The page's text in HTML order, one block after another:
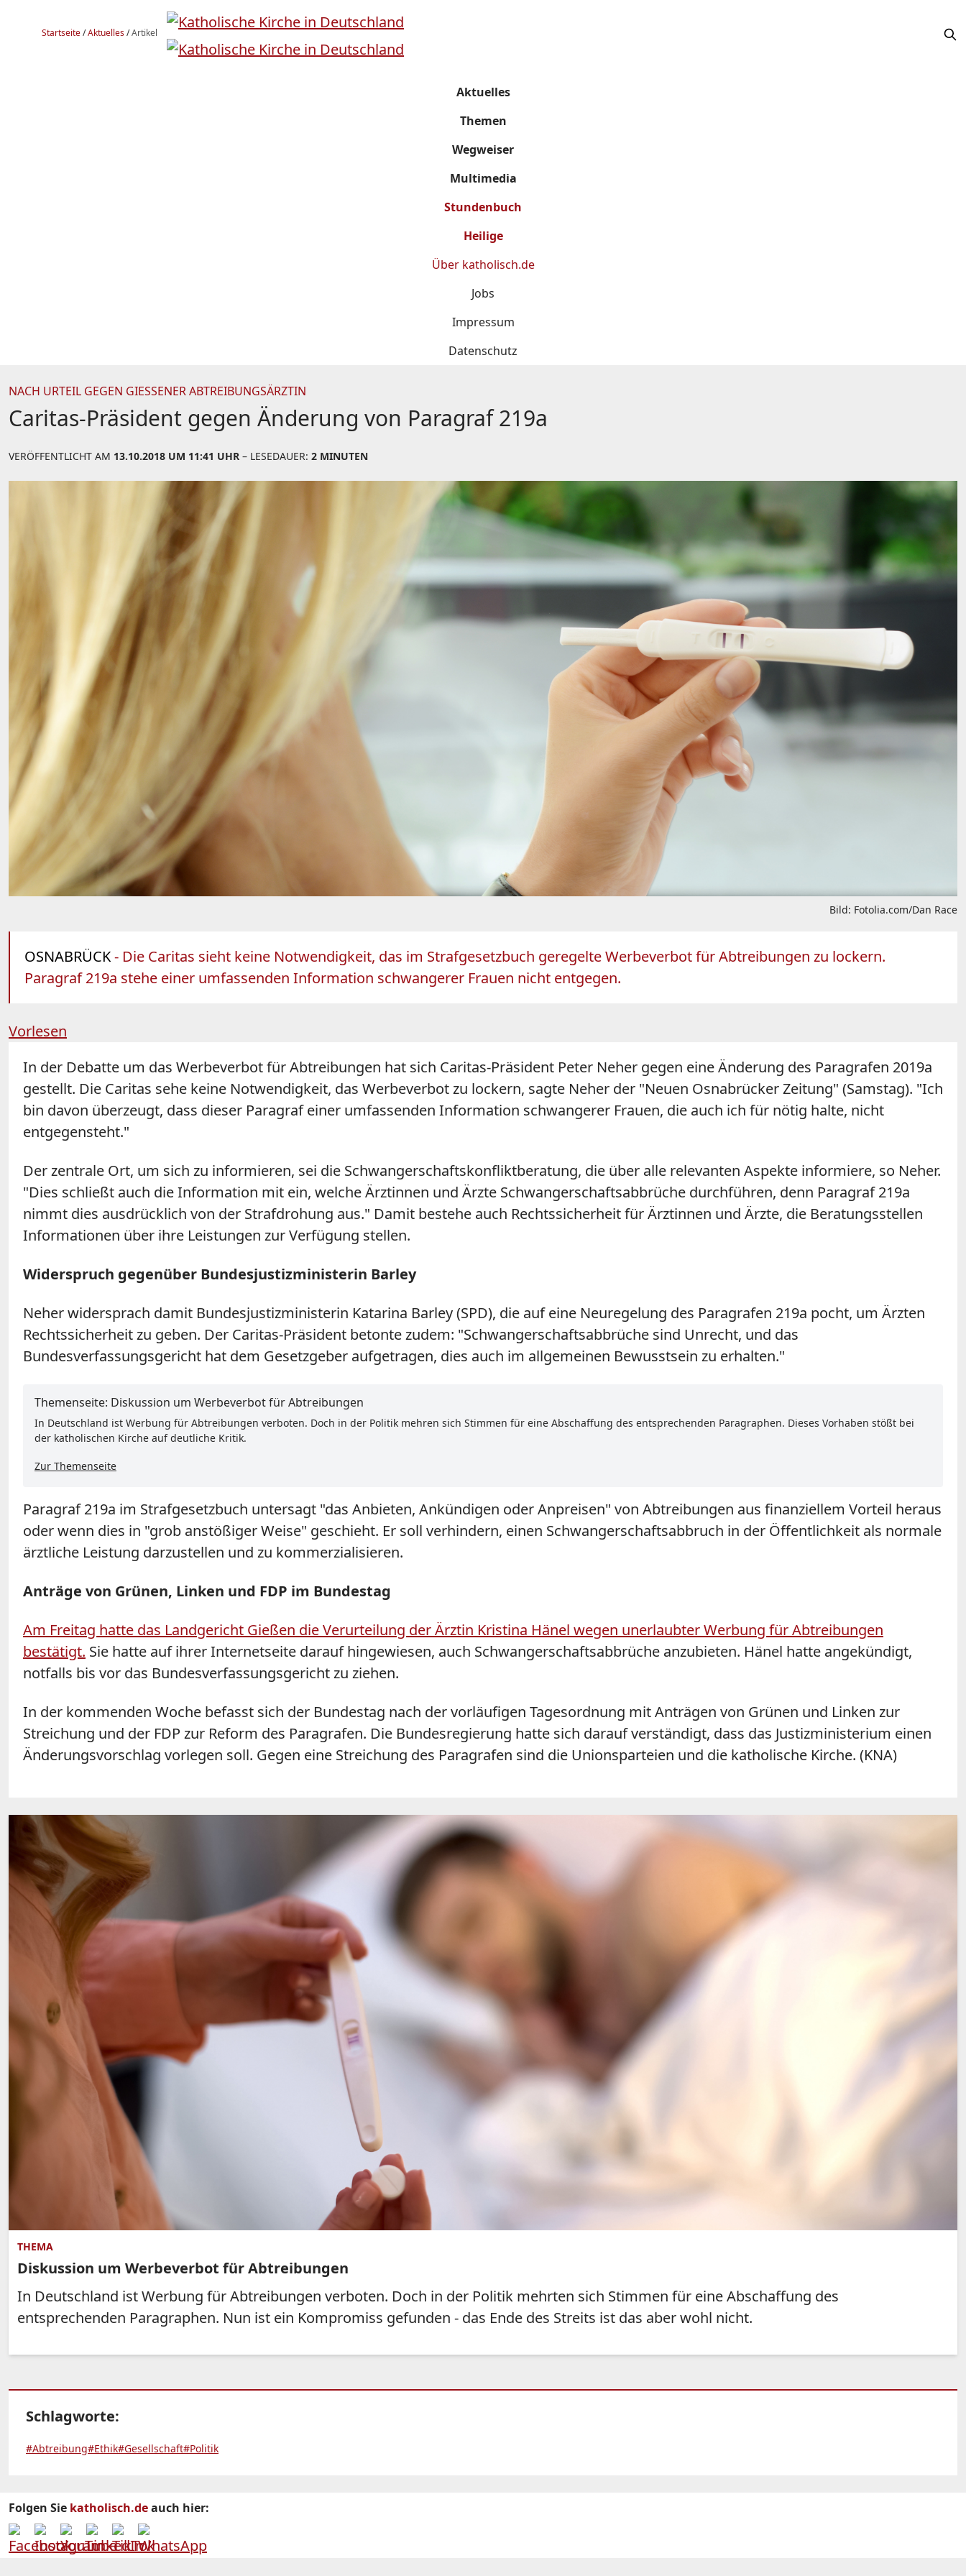
Startseite/Aktuelles/Artikel
Aktuelles
Themen
Wegweiser
Multimedia
Stundenbuch
Heilige
Über katholisch.de
Jobs
Impressum
Datenschutz
NACH URTEIL GEGEN GIESSENER ABTREIBUNGSÄRZTIN
Caritas-Präsident gegen Änderung von Paragraf 219a
VERÖFFENTLICHT AM 13.10.2018 UM 11:41 UHR – LESEDAUER: 2 MINUTEN
Bild: Fotolia.com/Dan Race
OSNABRÜCK- Die Caritas sieht keine Notwendigkeit, das im Strafgesetzbuch geregelte Werbeverbot für Abtreibungen zu lockern.
Paragraf 219a stehe einer umfassenden Information schwangerer Frauen nicht entgegen.
Vorlesen
In der Debatte um das Werbeverbot für Abtreibungen hat sich Caritas-Präsident Peter Neher gegen eine Änderung des Paragrafen 2019a
gestellt. Die Caritas sehe keine Notwendigkeit, das Werbeverbot zu lockern, sagte Neher der "Neuen Osnabrücker Zeitung" (Samstag). "Ich
bin davon überzeugt, dass dieser Paragraf einer umfassenden Information schwangerer Frauen, die auch ich für nötig halte, nicht
entgegensteht."
Der zentrale Ort, um sich zu informieren, sei die Schwangerschaftskonfliktberatung, die über alle relevanten Aspekte informiere, so Neher.
"Dies schließt auch die Information mit ein, welche Ärztinnen und Ärzte Schwangerschaftsabbrüche durchführen, denn Paragraf 219a
nimmt dies ausdrücklich von der Strafdrohung aus." Damit bestehe auch Rechtssicherheit für Ärztinnen und Ärzte, die Beratungsstellen
Informationen über ihre Leistungen zur Verfügung stellen.
Widerspruch gegenüber Bundesjustizministerin Barley
Neher widersprach damit Bundesjustizministerin Katarina Barley (SPD), die auf eine Neuregelung des Paragrafen 219a pocht, um Ärzten
Rechtssicherheit zu geben. Der Caritas-Präsident betonte zudem: "Schwangerschaftsabbrüche sind Unrecht, und das
Bundesverfassungsgericht hat dem Gesetzgeber aufgetragen, dies auch im allgemeinen Bewusstsein zu erhalten."
Themenseite: Diskussion um Werbeverbot für Abtreibungen
In Deutschland ist Werbung für Abtreibungen verboten. Doch in der Politik mehren sich Stimmen für eine Abschaffung des entsprechenden Paragraphen. Dieses Vorhaben stößt bei
der katholischen Kirche auf deutliche Kritik.
Zur Themenseite
Paragraf 219a im Strafgesetzbuch untersagt "das Anbieten, Ankündigen oder Anpreisen" von Abtreibungen aus finanziellem Vorteil heraus
oder wenn dies in "grob anstößiger Weise" geschieht. Er soll verhindern, einen Schwangerschaftsabbruch in der Öffentlichkeit als normale
ärztliche Leistung darzustellen und zu kommerzialisieren.
Anträge von Grünen, Linken und FDP im Bundestag
Am Freitag hatte das Landgericht Gießen die Verurteilung der Ärztin Kristina Hänel wegen unerlaubter Werbung für Abtreibungen
bestätigt. Sie hatte auf ihrer Internetseite darauf hingewiesen, auch Schwangerschaftsabbrüche anzubieten. Hänel hatte angekündigt,
notfalls bis vor das Bundesverfassungsgericht zu ziehen.
In der kommenden Woche befasst sich der Bundestag nach der vorläufigen Tagesordnung mit Anträgen von Grünen und Linken zur
Streichung und der FDP zur Reform des Paragrafen. Die Bundesregierung hatte sich darauf verständigt, dass das Justizministerium einen
Änderungsvorschlag vorlegen soll. Gegen eine Streichung des Paragrafen sind die Unionsparteien und die katholische Kirche. (KNA)
THEMA
Diskussion um Werbeverbot für Abtreibungen
In Deutschland ist Werbung für Abtreibungen verboten. Doch in der Politik mehrten sich Stimmen für eine Abschaffung des
entsprechenden Paragraphen. Nun ist ein Kompromiss gefunden - das Ende des Streits ist das aber wohl nicht.
Schlagworte:
#Abtreibung#Ethik#Gesellschaft#Politik
Folgen Sie katholisch.deauch hier: